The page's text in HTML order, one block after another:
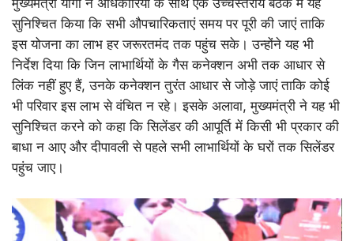
सुनिश्चित किया कि सभी औपचारिकताएं समय पर पूरी की जाएं ताकि
इस योजना का लाभ हर जरूरतमंद तक पहुंच सके। उन्होंने यह भी
निर्देश दिया कि जिन लाभार्थियों के गैस कनेक्शन अभी तक आधार से
लिंक नहीं हुए हैं, उनके कनेक्शन तुरंत आधार से जोड़े जाएं ताकि कोई
भी परिवार इस लाभ से वंचित न रहे। इसके अलावा, मुख्यमंत्री ने यह भी
सुनिश्चित करने को कहा कि सिलेंडर की आपूर्ति में किसी भी प्रकार की
बाधा न आए और दीपावली से पहले सभी लाभार्थियों के घरों तक सिलेंडर
पहुंच जाए।